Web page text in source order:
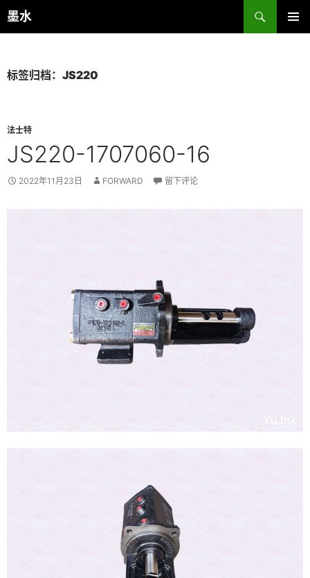
跳
至
墨水
搜
索
标签归档：JS220
法士特
JS220-1707060-16
2022年11月23日 FORWARD 留下评论